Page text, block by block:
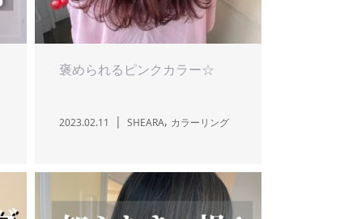
褒められるピンクカラー☆
2023.02.11 SHEARA, カラーリング